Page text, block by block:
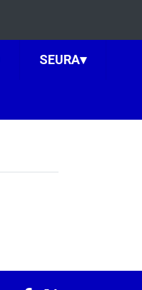
SEURA▾